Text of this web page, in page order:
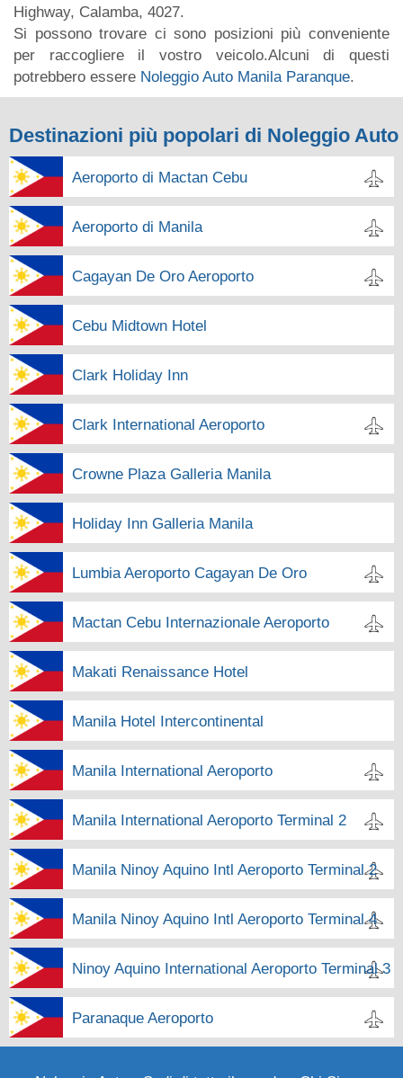
Highway, Calamba, 4027.
Si possono trovare ci sono posizioni più conveniente
per raccogliere il vostro veicolo.Alcuni di questi
potrebbero essere Noleggio Auto Manila Paranque.
Destinazioni più popolari di Noleggio Auto
Aeroporto di Mactan Cebu
Aeroporto di Manila
Cagayan De Oro Aeroporto
Cebu Midtown Hotel
Clark Holiday Inn
Clark International Aeroporto
Crowne Plaza Galleria Manila
Holiday Inn Galleria Manila
Lumbia Aeroporto Cagayan De Oro
Mactan Cebu Internazionale Aeroporto
Makati Renaissance Hotel
Manila Hotel Intercontinental
Manila International Aeroporto
Manila International Aeroporto Terminal 2
Manila Ninoy Aquino Intl Aeroporto Terminal 2
Manila Ninoy Aquino Intl Aeroporto Terminal 4
Ninoy Aquino International Aeroporto Terminal 3
Paranaque Aeroporto